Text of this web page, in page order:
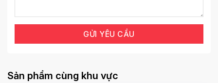
Sản phẩm cùng khu vực